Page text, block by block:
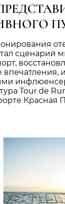
сценарий
Tour de
Красная